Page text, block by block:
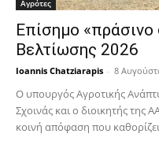
Αγρότες
Επίσημο
Βελτίωσης 2026
Ioannis Chatziarapis - 8
Ο υπουργός Αγροτικής
Σχοινάς και ο διοικητής της
κοινή απόφαση που